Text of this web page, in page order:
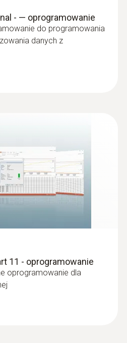
danych, towary mogą
transportu, co
ich poprawną
być sczytywane,
za pomocą
/ 570 / 580 * testo 635
* testo 845
- — oprogramowanie
do programowania
danych z
11 - oprogramowanie
oprogramowanie dla